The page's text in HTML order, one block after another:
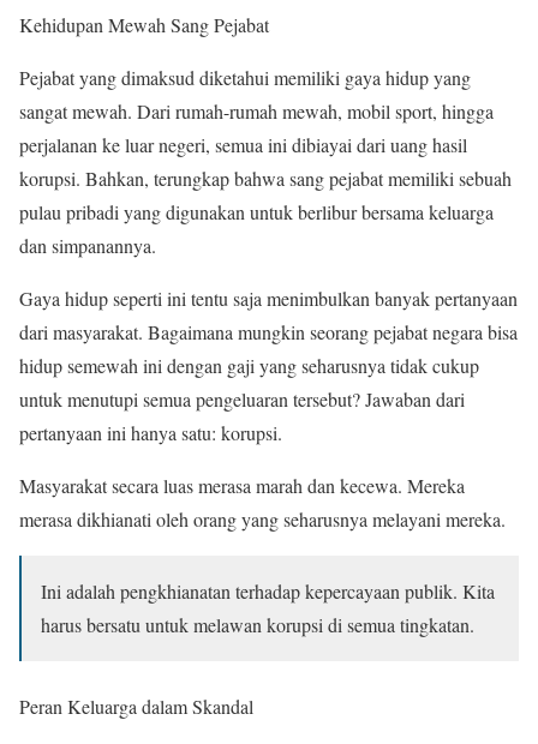
Kehidupan Mewah Sang Pejabat
Pejabat yang dimaksud diketahui memiliki gaya hidup yang
sangat mewah. Dari rumah-rumah mewah, mobil sport, hingga
perjalanan ke luar negeri, semua ini dibiayai dari uang hasil
korupsi. Bahkan, terungkap bahwa sang pejabat memiliki sebuah
pulau pribadi yang digunakan untuk berlibur bersama keluarga
dan simpanannya.
Gaya hidup seperti ini tentu saja menimbulkan banyak pertanyaan
dari masyarakat. Bagaimana mungkin seorang pejabat negara bisa
hidup semewah ini dengan gaji yang seharusnya tidak cukup
untuk menutupi semua pengeluaran tersebut? Jawaban dari
pertanyaan ini hanya satu: korupsi.
Masyarakat secara luas merasa marah dan kecewa. Mereka
merasa dikhianati oleh orang yang seharusnya melayani mereka.
Ini adalah pengkhianatan terhadap kepercayaan publik. Kita
harus bersatu untuk melawan korupsi di semua tingkatan.
Peran Keluarga dalam Skandal